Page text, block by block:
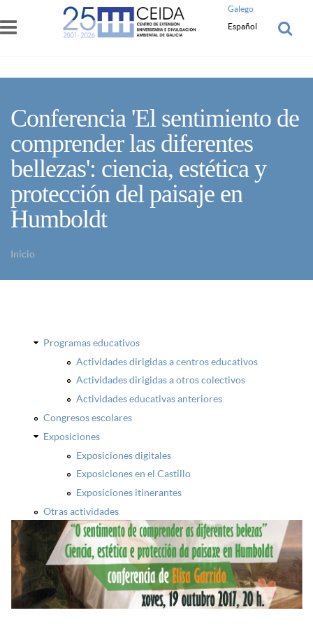
Pasar al contenido principal
Galego
Español
Conferencia 'El sentimiento de
comprender las diferentes
bellezas': ciencia, estética y
protección del paisaje en
Humboldt
Inicio
Programas educativos
Actividades dirigidas a centros educativos
Actividades dirigidas a otros colectivos
Actividades educativas anteriores
Congresos escolares
Exposiciones
Exposiciones digitales
Exposiciones en el Castillo
Exposiciones itinerantes
Otras actividades